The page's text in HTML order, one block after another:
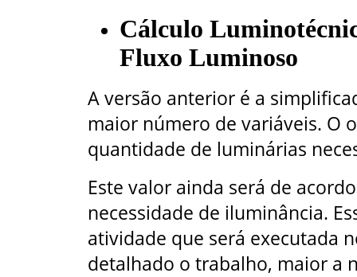
Cálculo
Fluxo Luminoso
A versão anterior é a
maior número de variáveis. O
quantidade de luminárias
Este valor ainda será de
necessidade de iluminância.
atividade que será executada
detalhado o trabalho, maior a